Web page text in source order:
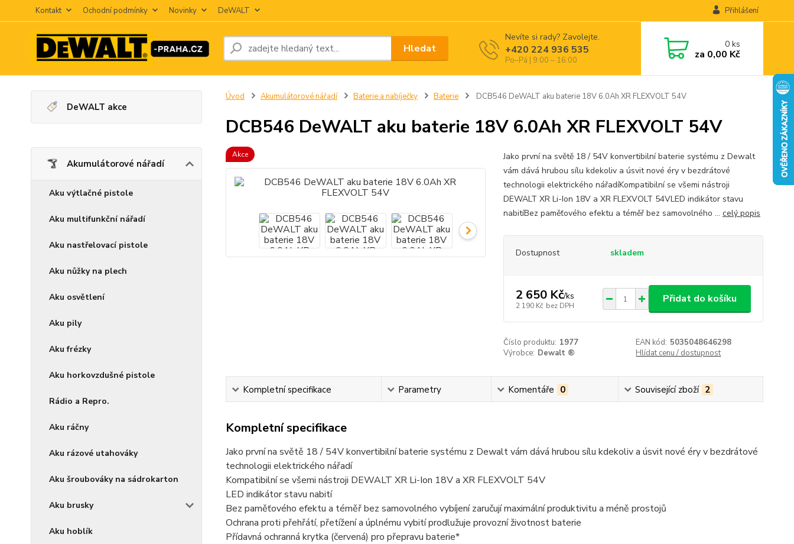
Kontakt Ochodní podmínky Novinky DeWALT Přihlášení
Hledat
Nevíte si rady? Zavolejte.
+420 224 936 535
Po–Pá | 9:00 – 16:00
0ks
za 0,00 Kč
DeWALT akce
Akumulátorové nářadí
Aku výtlačné pistole
Aku multifunkční nářadí
Aku nastřelovací pistole
Aku nůžky na plech
Aku osvětlení
Aku pily
Aku frézky
Aku horkovzdušné pistole
Rádio a Repro.
Aku ráčny
Aku rázové utahováky
Aku šroubováky na sádrokarton
Aku brusky
Aku hoblík
Úvod Akumulátorové nářadí Baterie a nabíječky Baterie DCB546 DeWALT aku baterie 18V 6.0Ah XR FLEXVOLT 54V
DCB546 DeWALT aku baterie 18V 6.0Ah XR FLEXVOLT 54V
Akce
Jako první na světě 18 / 54V konvertibilní baterie systému z Dewalt
vám dává hrubou sílu kdekoliv a úsvit nové éry v bezdrátové
technologii elektrického nářadíKompatibilní se všemi nástroji
DEWALT XR Li-Ion 18V a XR FLEXVOLT 54VLED indikátor stavu
nabitíBez paměťového efektu a téměř bez samovolného ... celý popis
Dostupnost skladem
2 650 Kč/ks
2 190 Kč bez DPH
Přidat do košíku
Číslo produktu: 1977 EAN kód: 5035048646298
Výrobce: Dewalt ® Hlídat cenu / dostupnost
Kompletní specifikace Parametry Komentáře 0 Související zboží 2
Kompletní specifikace
Jako první na světě 18 / 54V konvertibilní baterie systému z Dewalt vám dává hrubou sílu kdekoliv a úsvit nové éry v bezdrátové
technologii elektrického nářadí
Kompatibilní se všemi nástroji DEWALT XR Li-Ion 18V a XR FLEXVOLT 54V
LED indikátor stavu nabití
Bez paměťového efektu a téměř bez samovolného vybíjení zaručují maximální produktivitu a méně prostojů
Ochrana proti přehřátí, přetížení a úplnému vybití prodlužuje provozní životnost baterie
Přídavná ochranná krytka (červená) pro přepravu baterie*